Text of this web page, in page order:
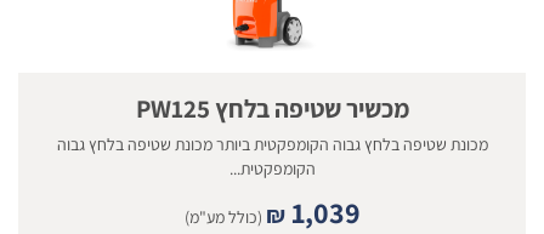
מכשיר שטיפה בלחץ PW125
מכונת שטיפה בלחץ גבוה הקומפקטית ביותר מכונת שטיפה בלחץ גבוה
הקומפקטית...
₪ 1,039
(כולל מע"מ)